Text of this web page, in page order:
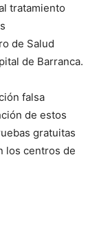
tratamiento
de Salud
de Barranca.
falsa
de estos
gratuitas
los centros de